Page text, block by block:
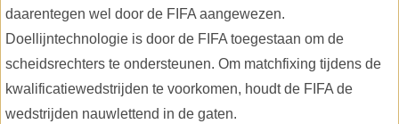
daarentegen wel door de FIFA aangewezen.
Doellijntechnologie is door de FIFA toegestaan om de
scheidsrechters te ondersteunen. Om matchfixing tijdens de
kwalificatiewedstrijden te voorkomen, houdt de FIFA de
wedstrijden nauwlettend in de gaten.